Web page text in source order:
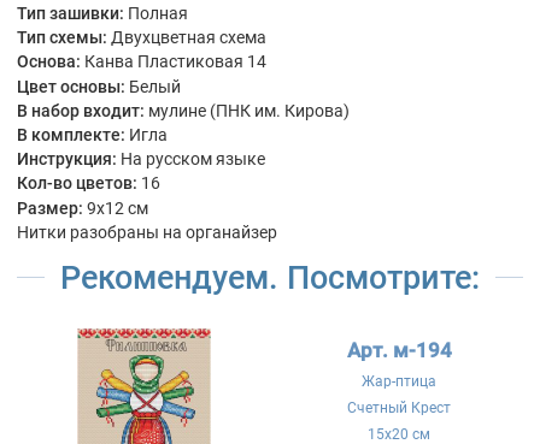
Тип зашивки: Полная
Тип схемы: Двухцветная схема
Основа: Канва Пластиковая 14
Цвет основы: Белый
В набор входит: мулине (ПНК им. Кирова)
В комплекте: Игла
Инструкция: На русском языке
Кол-во цветов: 16
Размер: 9x12 см
Нитки разобраны на органайзер
Рекомендуем. Посмотрите:
Арт. м-194
Жар-птица
Счетный Крест
15x20 см